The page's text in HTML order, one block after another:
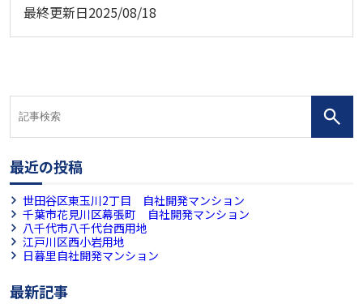
最終更新日2025/08/18
最近の投稿
世田谷区東玉川2丁目 自社開発マンション
千葉市花見川区幕張町 自社開発マンション
八千代市八千代台西用地
江戸川区西小岩用地
日暮里自社開発マンション
最新記事